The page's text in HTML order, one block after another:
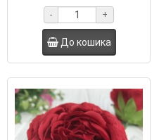
- +
До кошика